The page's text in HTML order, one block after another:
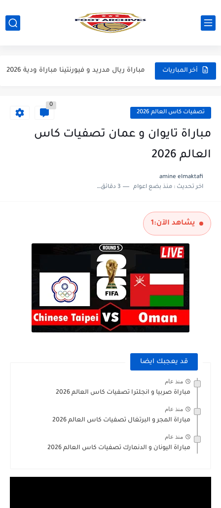
أخر المباريات
مباراة مانشستر يونايتد و اتلتيكو مدريد مباراة ودية 2026
مباراة ريال مدريد و فيورنتينا مباراة ودية 2026
مباراة برشلونة و بيرمنغهام مباراة ودية 2026 تصفيات كاس العالم 2026
0
مباراة تايوان و عمان تصفيات كاس
العالم 2026
amine elmaktafi
اخر تحديث :منذ بضع اعوام 3 دقائق للقراءة
يشاهد الآن:1
قد يعجبك ايضا
منذ عام
مباراة صربيا و انجلترا تصفيات كاس العالم 2026
منذ عام
مباراة المجر و البرتغال تصفيات كاس العالم 2026
منذ عام
مباراة اليونان و الدنمارك تصفيات كاس العالم 2026